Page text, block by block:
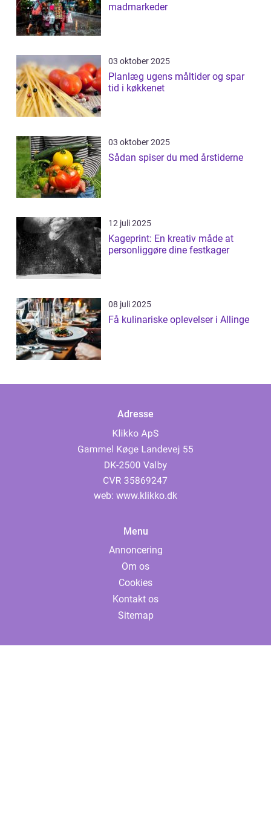
madmarkeder
03 oktober 2025
Planlæg ugens måltider og spar
tid i køkkenet
03 oktober 2025
Sådan spiser du med årstiderne
12 juli 2025
Kageprint: En kreativ måde at
personliggøre dine festkager
08 juli 2025
Få kulinariske oplevelser i Allinge
Adresse
web: www.klikko.dk
Menu
Annoncering
Om os
Cookies
Kontakt os
Sitemap